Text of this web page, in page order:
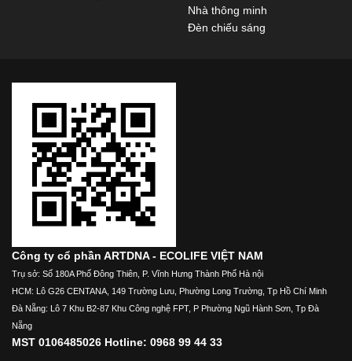
Nhà thông minh
Đèn chiếu sáng
Công ty cổ phần ARTDNA - ECOLIFE VIỆT NAM
Trụ sở: Số 180A Phố Đông Thiên, P. Vĩnh Hưng Thành Phố Hà nội
HCM: Lô G26 CENTANA, 149 Trường Lưu, Phường Long Trường, Tp Hồ Chí Minh
Đà Nẵng: Lô 7 Khu B2-87 Khu Công nghệ FPT, P Phường Ngũ Hành Sơn, Tp Đà
Nẵng
MST 0106485026 Hotline: 0968 99 44 33